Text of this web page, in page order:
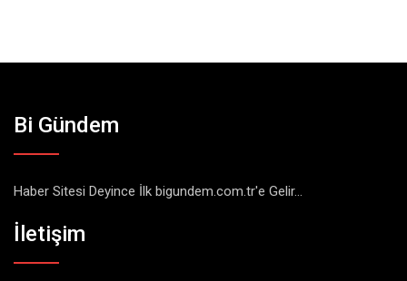
Bi Gündem
Haber Sitesi Deyince İlk bigundem.com.tr'e Gelir...
İletişim